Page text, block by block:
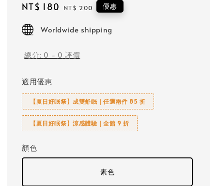
Sale
NT$ 180 Regular
NT$ 200 優惠
Worldwide shipping
總分: 0 - 0 評價
適用優惠
【夏日好眠祭】成雙舒眠｜任選兩件 85 折
【夏日好眠祭】涼感體驗｜全館 9 折
顏色
素色